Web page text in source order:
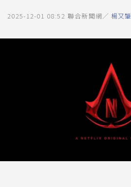
2025-12-01 08:52 聯合新聞網／ 楊又肇